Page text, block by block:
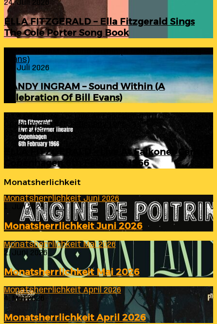
24. Juli 2026
ELLA FITZGERALD – Ella Fitzgerald Sings
The Cole Porter Song Book
Evans)
24. Juli 2026
RANDY INGRAM – Sound Within (A
Celebration Of Bill Evans)
ELLA FITZGERALD – Live At Falkoner Centre
Copenhagen 6th February 1966
23. Juli 2026
ELLA FITZGERALD – Live At Falkoner Centre
Copenhagen 6th February 1966
Monatsherlichkeit
Monatsherrlichkeit Juni 2026
1. Juli 2026
Monatsherrlichkeit Juni 2026
Monatsherrlichkeit Mai 2026
2. Juni 2026
Monatsherrlichkeit Mai 2026
Monatsherrlichkeit April 2026
4. Mai 2026
Monatsherrlichkeit April 2026